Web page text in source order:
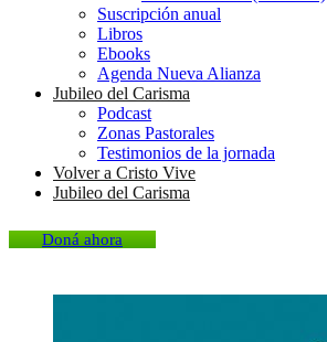
Suscripción anual
Libros
Ebooks
Agenda Nueva Alianza
Jubileo del Carisma
Podcast
Zonas Pastorales
Testimonios de la jornada
Volver a Cristo Vive
Jubileo del Carisma
Doná ahora